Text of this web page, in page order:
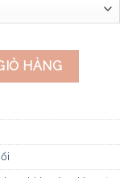
LN-71 số lượng
HÀNG